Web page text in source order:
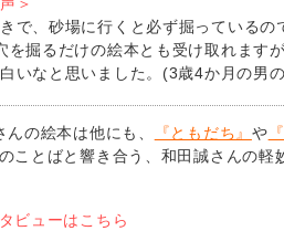
で、砂場に行くと必ず掘っている
を掘るだけの絵本とも受け取れます
いなと思いました。(3歳4か月の男
の絵本は他にも、 『ともだち』 や
ことばと響き合う、和田誠さんの
ビューはこちら